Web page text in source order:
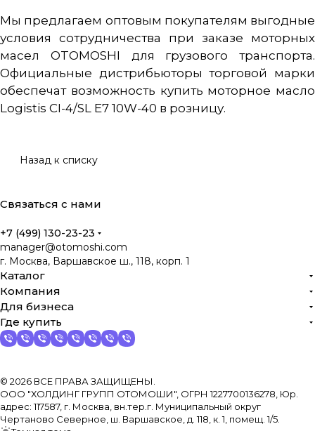
Мы предлагаем оптовым покупателям выгодные
условия сотрудничества при заказе моторных
масел OTOMOSHI для грузового транспорта.
Официальные дистрибьюторы торговой марки
обеспечат возможность купить моторное масло
Logistis CI-4/SL E7 10W-40 в розницу.
Назад к списку
Связаться с нами
+7 (499) 130-23-23
manager@otomoshi.com
г. Москва, Варшавское ш., 118, корп. 1
Каталог
Компания
Для бизнеса
Где купить
© 2026 ВСЕ ПРАВА ЗАЩИЩЕНЫ.
ООО "ХОЛДИНГ ГРУПП ОТОМОШИ", ОГРН 1227700136278, Юр.
адрес: 117587, г. Москва, вн.тер.г. Муниципальный округ
Чертаново Северное, ш. Варшавское, д. 118, к. 1, помещ. 1/5.